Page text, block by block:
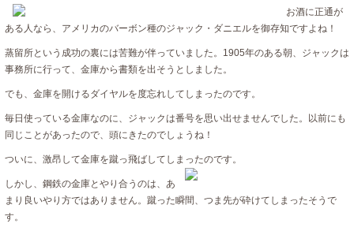
お酒に正通が
ある人なら、アメリカのバーボン種のジャック・ダニエルを御存知ですよね！
蒸留所という成功の裏には苦難が伴っていました。1905年のある朝、ジャックは
事務所に行って、金庫から書類を出そうとしました。
でも、金庫を開けるダイヤルを度忘れしてしまったのです。
毎日使っている金庫なのに、ジャックは番号を思い出せませんでした。以前にも
同じことがあったので、頭にきたのでしょうね！
ついに、激昂して金庫を蹴っ飛ばしてしまったのです。
しかし、鋼鉄の金庫とやり合うのは、あ
まり良いやり方ではありません。蹴った瞬間、つま先が砕けてしまったそうで
す。